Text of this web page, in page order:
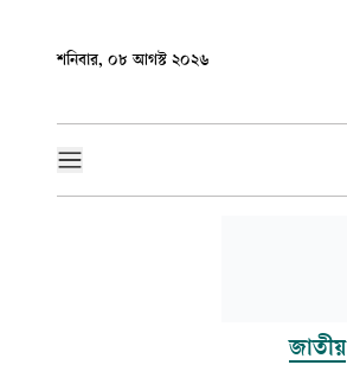
শনিবার, ০৮ আগস্ট ২০২৬
জাতীয়